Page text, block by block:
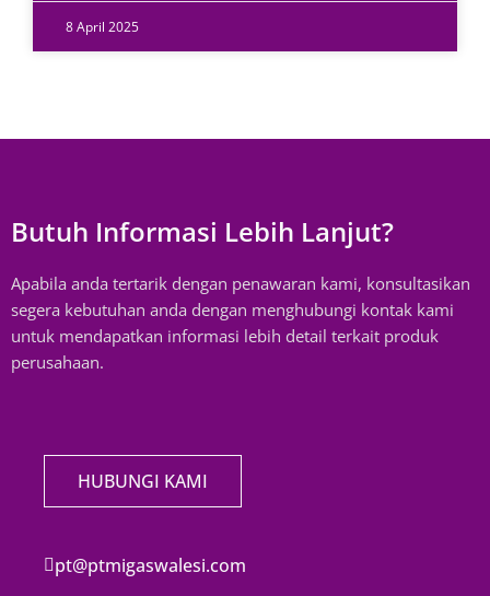
8 April 2025
Butuh Informasi Lebih Lanjut?
Apabila anda tertarik dengan penawaran kami, konsultasikan
segera kebutuhan anda dengan menghubungi kontak kami
untuk mendapatkan informasi lebih detail terkait produk
perusahaan.
HUBUNGI KAMI
pt@ptmigaswalesi.com